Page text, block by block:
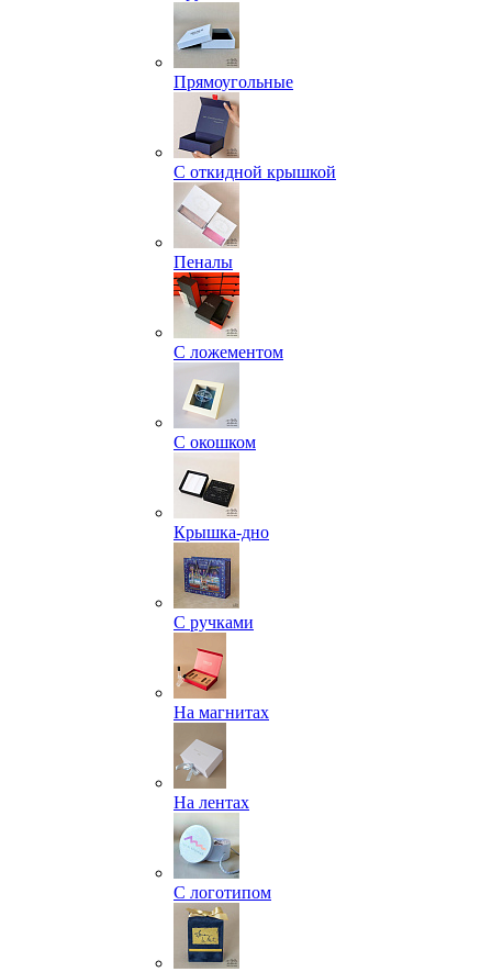
Прямоугольные
С откидной крышкой
Пеналы
С ложементом
С окошком
Крышка-дно
С ручками
На магнитах
На лентах
С логотипом